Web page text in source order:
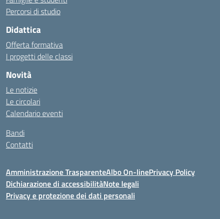
Percorsi di studio
Didattica
Offerta formativa
I progetti delle classi
Novità
Le notizie
Le circolari
Calendario eventi
Bandi
Contatti
Amministrazione TrasparenteAlbo On-linePrivacy Policy
Dichiarazione di accessibilitàNote legali
Privacy e protezione dei dati personali